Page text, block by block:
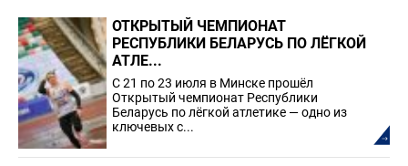
ОТКРЫТЫЙ ЧЕМПИОНАТ
РЕСПУБЛИКИ БЕЛАРУСЬ ПО ЛЁГКОЙ
АТЛЕ...
С 21 по 23 июля в Минске прошёл
Открытый чемпионат Республики
Беларусь по лёгкой атлетике — одно из
ключевых с...